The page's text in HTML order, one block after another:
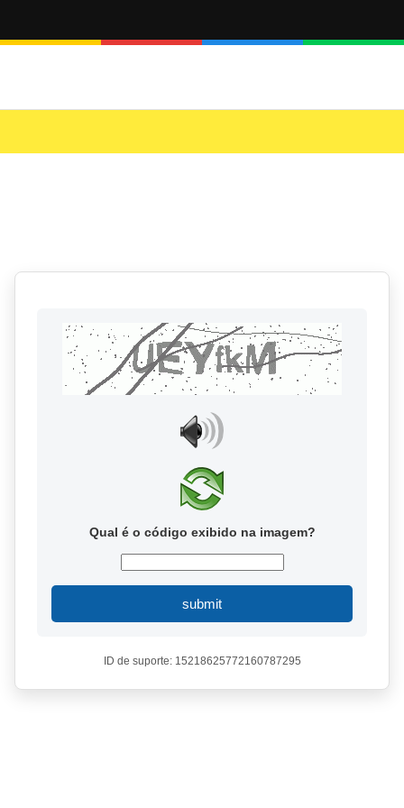
Qual é o código exibido na imagem?
submit
ID de suporte: 15218625772160787295